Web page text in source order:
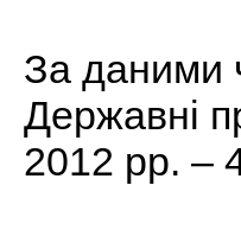
За даними
Державні
2012 рр. –